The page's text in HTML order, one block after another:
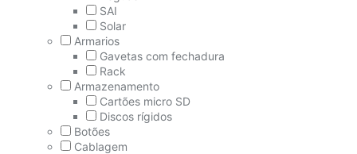
SAI
Solar
Armarios
Gavetas com fechadura
Rack
Armazenamento
Cartões micro SD
Discos rígidos
Botões
Cablagem